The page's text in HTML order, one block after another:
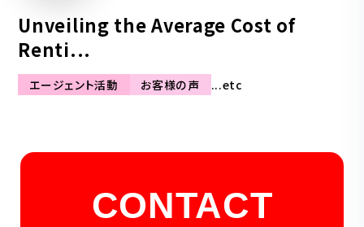
Unveiling the Average Cost of
Renti...
エージェント活動 お客様の声 ...etc
CONTACT